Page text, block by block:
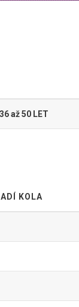
až 50 LET
KOLA